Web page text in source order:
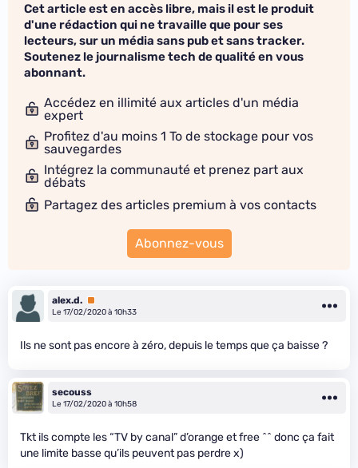
Cet article est en accès libre, mais il est le produit
d'une rédaction qui ne travaille que pour ses
lecteurs, sur un média sans pub et sans tracker.
Soutenez le journalisme tech de qualité en vous
abonnant.
Accédez en illimité aux articles d'un média
expert
Profitez d'au moins 1 To de stockage pour vos
sauvegardes
Intégrez la communauté et prenez part aux
débats
Partagez des articles premium à vos contacts
Abonnez-vous
alex.d. Premium
Le 17/02/2020 à 10h33
Ils ne sont pas encore à zéro, depuis le temps que ça baisse ?
secouss
Le 17/02/2020 à 10h58
Tkt ils compte les “TV by canal” d’orange et free ^^ donc ça fait
une limite basse qu’ils peuvent pas perdre x)